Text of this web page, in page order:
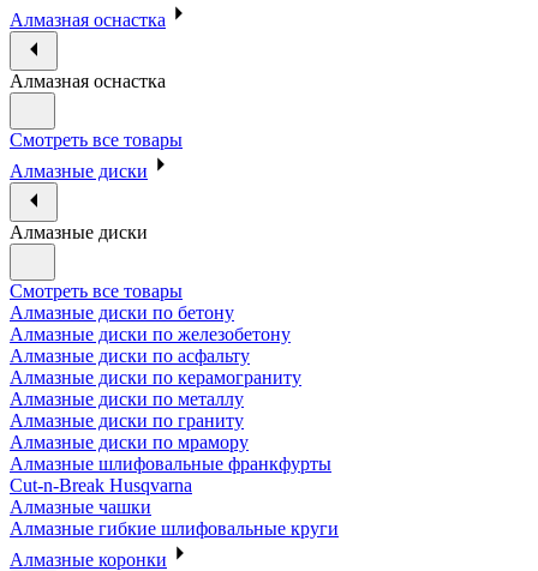
Алмазная оснастка
Алмазная оснастка
Смотреть все товары
Алмазные диски
Алмазные диски
Смотреть все товары
Алмазные диски по бетону
Алмазные диски по железобетону
Алмазные диски по асфальту
Алмазные диски по керамограниту
Алмазные диски по металлу
Алмазные диски по граниту
Алмазные диски по мрамору
Алмазные шлифовальные франкфурты
Cut-n-Break Husqvarna
Алмазные чашки
Алмазные гибкие шлифовальные круги
Алмазные коронки